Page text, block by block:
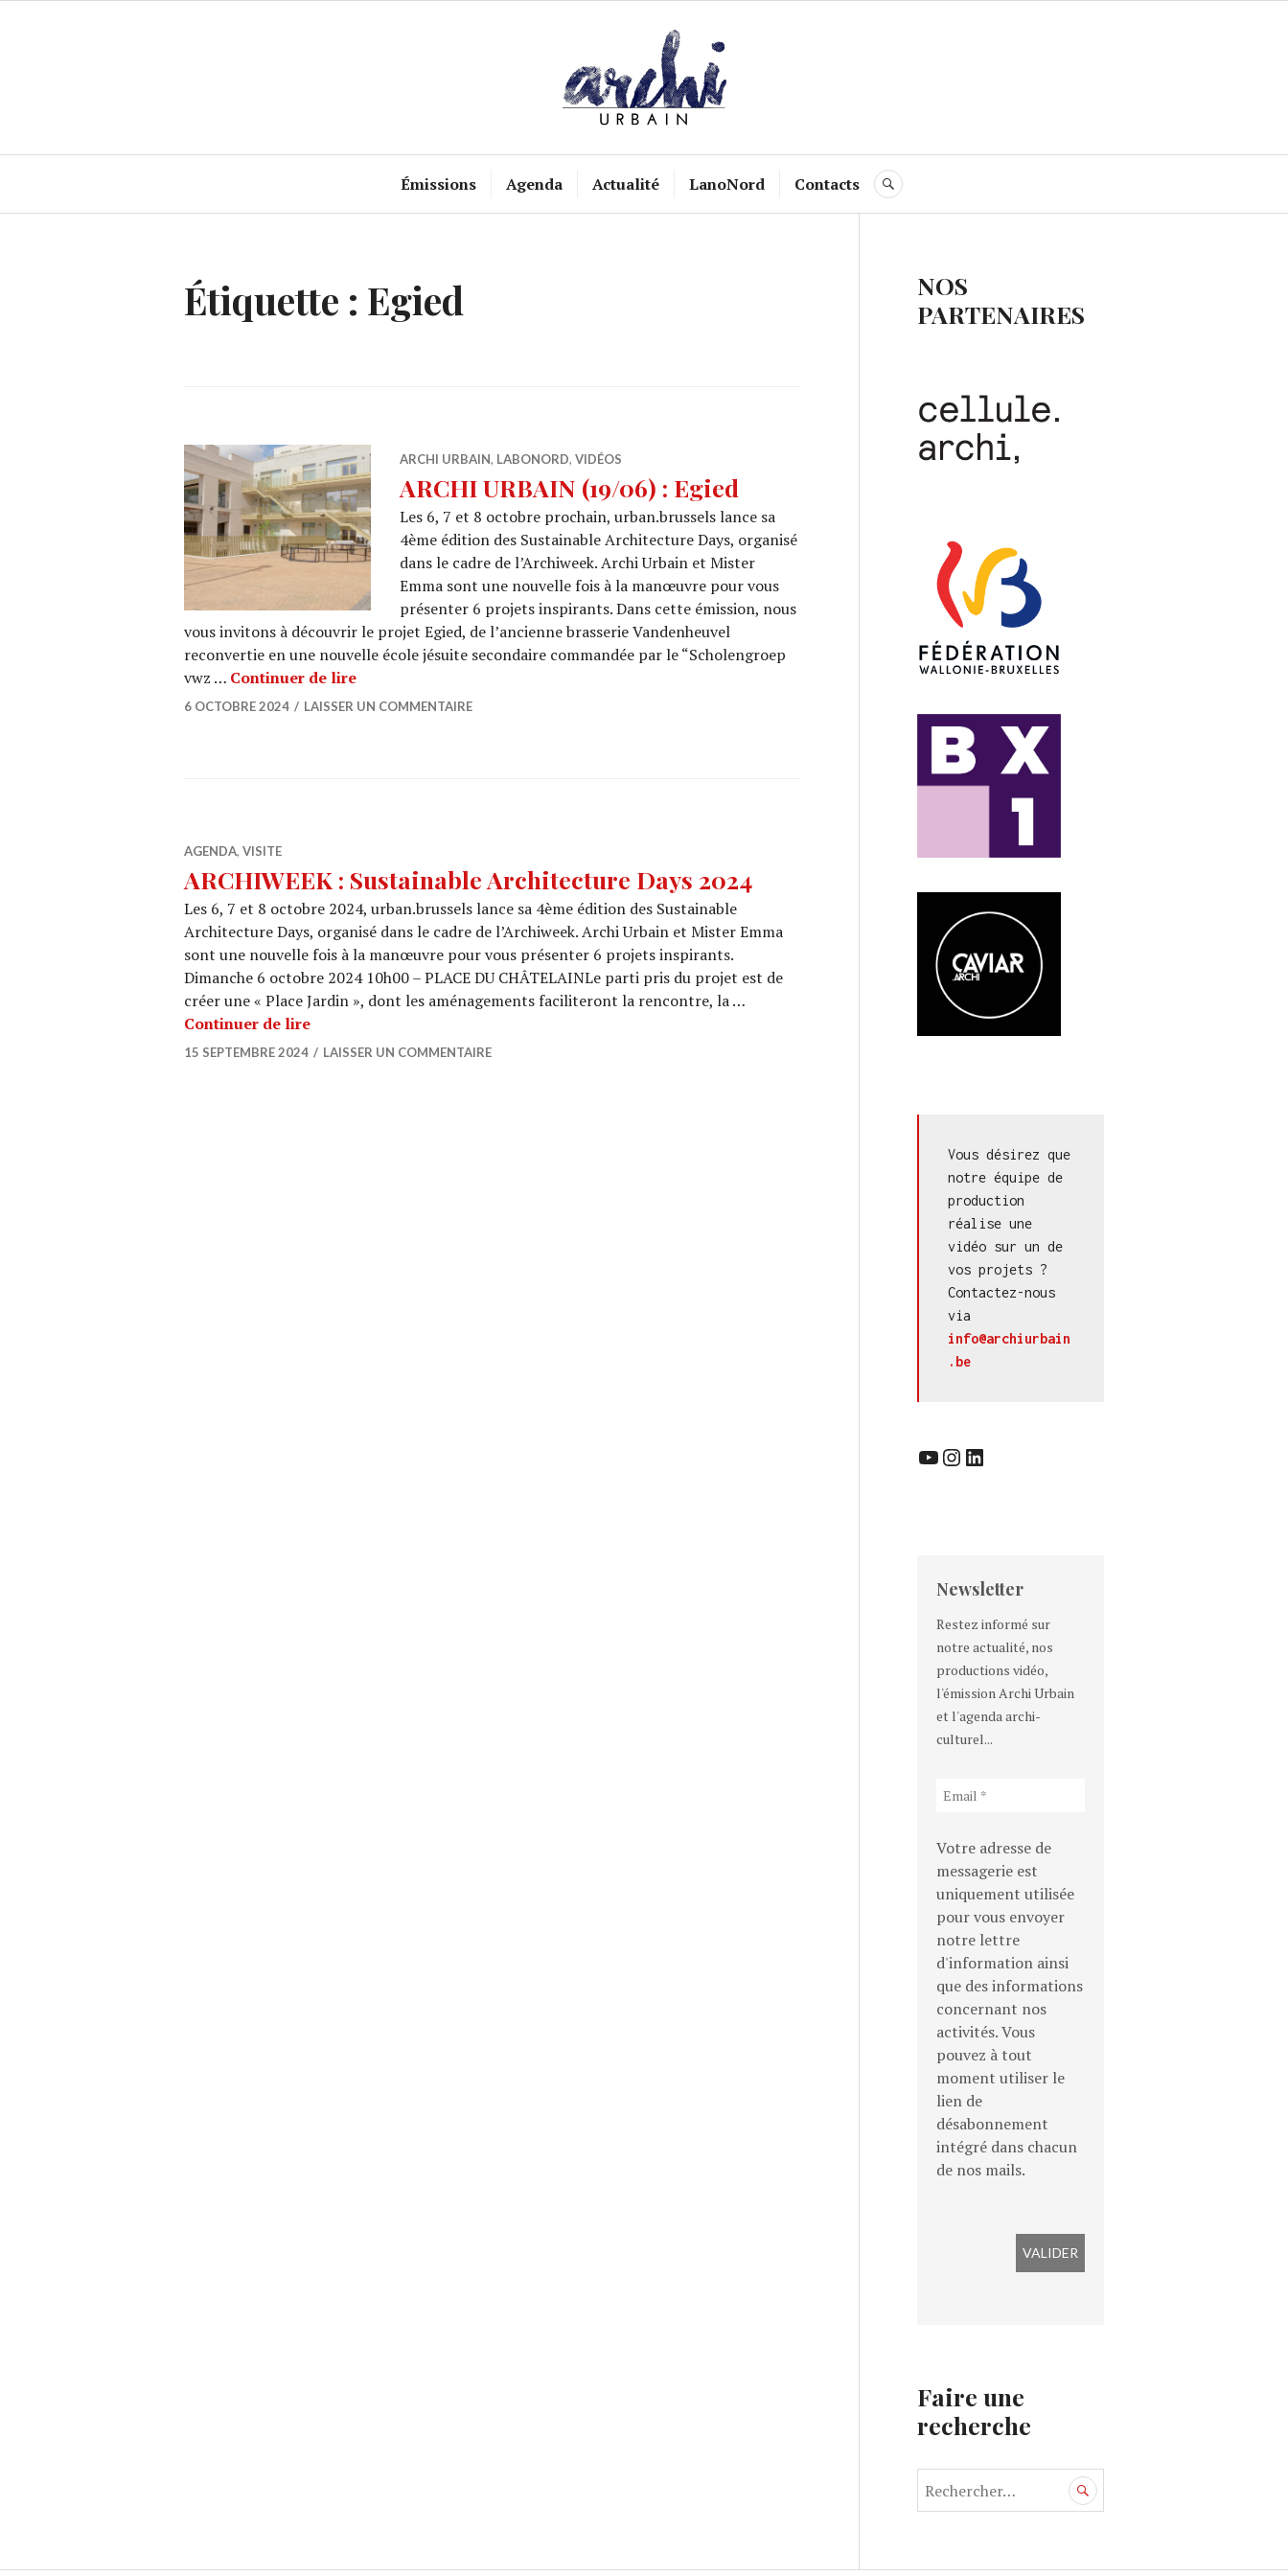
Émissions Agenda Actualité LanoNord Contacts RECHERCHE
Étiquette : Egied
ARCHI URBAIN, LABONORD, VIDÉOS
ARCHI URBAIN (19/06) : Egied
Les 6, 7 et 8 octobre prochain, urban.brussels lance sa
4ème édition des Sustainable Architecture Days, organisé
dans le cadre de l’Archiweek. Archi Urbain et Mister
Emma sont une nouvelle fois à la manœuvre pour vous
présenter 6 projets inspirants. Dans cette émission, nous
vous invitons à découvrir le projet Egied, de l’ancienne brasserie Vandenheuvel
reconvertie en une nouvelle école jésuite secondaire commandée par le “Scholengroep
vwz … Continuer de lireARCHI URBAIN (19/06) : Egied
6 OCTOBRE 2024 LAISSER UN COMMENTAIRE
AGENDA, VISITE
ARCHIWEEK : Sustainable Architecture Days 2024
Les 6, 7 et 8 octobre 2024, urban.brussels lance sa 4ème édition des Sustainable
Architecture Days, organisé dans le cadre de l’Archiweek. Archi Urbain et Mister Emma
sont une nouvelle fois à la manœuvre pour vous présenter 6 projets inspirants.
Dimanche 6 octobre 2024 10h00 – PLACE DU CHÂTELAINLe parti pris du projet est de
créer une « Place Jardin », dont les aménagements faciliteront la rencontre, la …
Continuer de lireARCHIWEEK : Sustainable Architecture Days 2024
15 SEPTEMBRE 2024 LAISSER UN COMMENTAIRE
NOS
PARTENAIRES
Vous désirez que
notre équipe de
production
réalise une
vidéo sur un de
vos projets ?
Contactez-nous
info@archiurbain
.be
YouTube InstagramLinkedIn
Newsletter
Restez informé sur
notre actualité, nos
productions vidéo,
l'émission Archi Urbain
et l'agenda archi-
culturel...
Votre adresse de
messagerie est
uniquement utilisée
pour vous envoyer
notre lettre
d'information ainsi
que des informations
concernant nos
activités. Vous
pouvez à tout
moment utiliser le
lien de
désabonnement
intégré dans chacun
de nos mails.
Faire une
recherche
e